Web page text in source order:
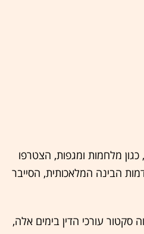
מלחמות ומגפות, הצטרפו
הבינה המלאכותית, הסייבר
עורכי הדין בימים אלה,